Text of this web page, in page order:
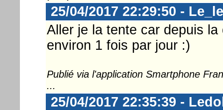
25/04/2017 22:29:50 -
Aller je la tente car depuis
environ 1 fois par jour :)
Publié via l'application Smartphone
...
25/04/2017 22:35:39 -